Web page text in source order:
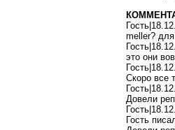
meller?
это они
Скоро все
Довели
Гость